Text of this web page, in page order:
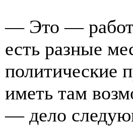
— Это —
есть разные
политические
иметь там
— дело